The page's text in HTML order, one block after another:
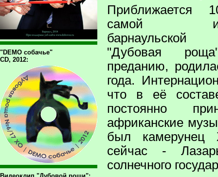
"DEMO собачье"
CD, 2012:
Приближается
самой
барнаульской
"Дубовая
преданию,
года.
что в её
постоянно
африканские
был камерунец
сейчас -
солнечного